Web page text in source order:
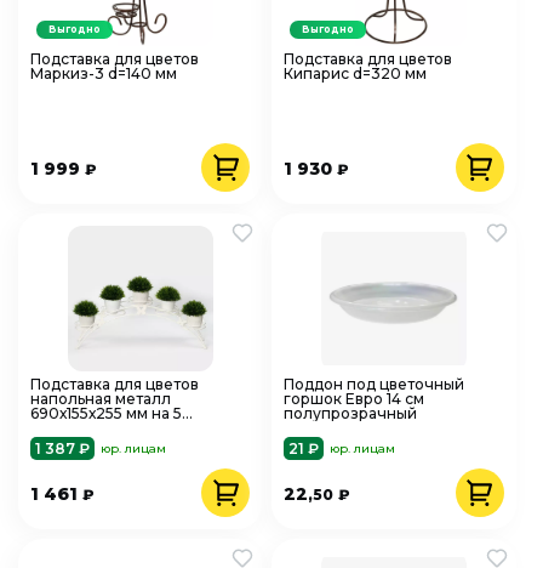
Подставка для цветов
Маркиз-3 d=140 мм
1 999 ₽
Выгодно
Подставка для цветов
Кипарис d=320 мм
1 930₽
Выгодно
Подставка для цветов
напольная металл
690х155х255 мм на 5
414Б белый
1 387 ₽ юр. лицам
1 461 ₽
Поддон под цветочный
горшок Евро 14 см
полупрозрачный
21 ₽
юр. лицам
22,50 ₽